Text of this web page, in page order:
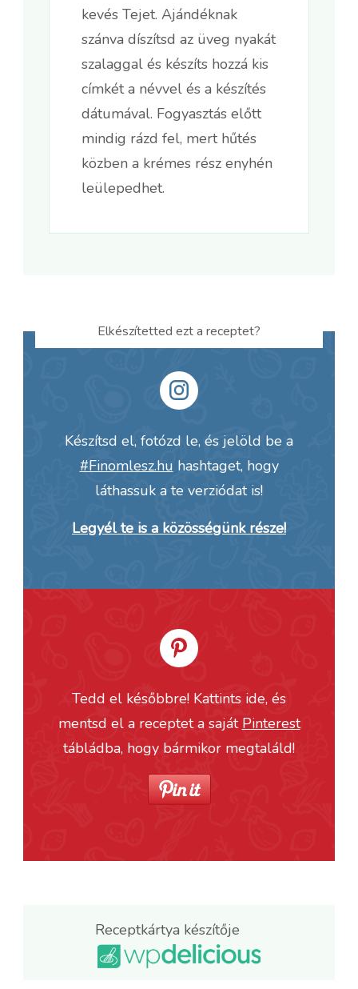
kevés Tejet. Ajándéknak
szánva díszítsd az üveg nyakát
szalaggal és készíts hozzá kis
címkét a névvel és a készítés
dátumával. Fogyasztás előtt
mindig rázd fel, mert hűtés
közben a krémes rész enyhén
leülepedhet.
Elkészítetted ezt a receptet?
Készítsd el, fotózd le, és jelöld be a
#Finomlesz.hu hashtaget, hogy
láthassuk a te verziódat is!
Legyél te is a közösségünk része!
Tedd el későbbre! Kattints ide, és
mentsd el a receptet a saját Pinterest
tábládba, hogy bármikor megtaláld!
Receptkártya készítője